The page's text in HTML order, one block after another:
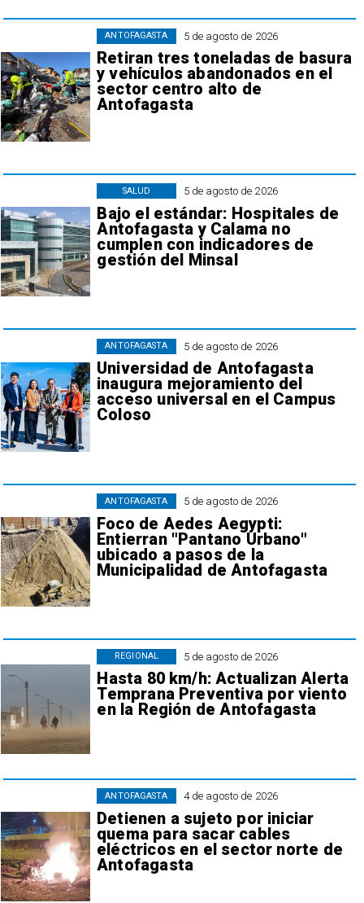
5 de agosto de 2026
Retiran tres toneladas de basura
y vehículos abandonados en el
sector centro alto de
Antofagasta
ANTOFAGASTA
5 de agosto de 2026
Bajo el estándar: Hospitales de
Antofagasta y Calama no
cumplen con indicadores de
gestión del Minsal
SALUD
5 de agosto de 2026
Universidad de Antofagasta
inaugura mejoramiento del
acceso universal en el Campus
Coloso
ANTOFAGASTA
5 de agosto de 2026
Foco de Aedes Aegypti:
Entierran "Pantano Urbano"
ubicado a pasos de la
Municipalidad de Antofagasta
ANTOFAGASTA
5 de agosto de 2026
Hasta 80 km/h: Actualizan Alerta
Temprana Preventiva por viento
en la Región de Antofagasta
REGIONAL
4 de agosto de 2026
Detienen a sujeto por iniciar
quema para sacar cables
eléctricos en el sector norte de
Antofagasta
ANTOFAGASTA